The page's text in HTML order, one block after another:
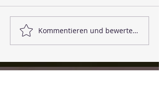
🥓 Veganer Bacon
Kommentieren und bewerten...